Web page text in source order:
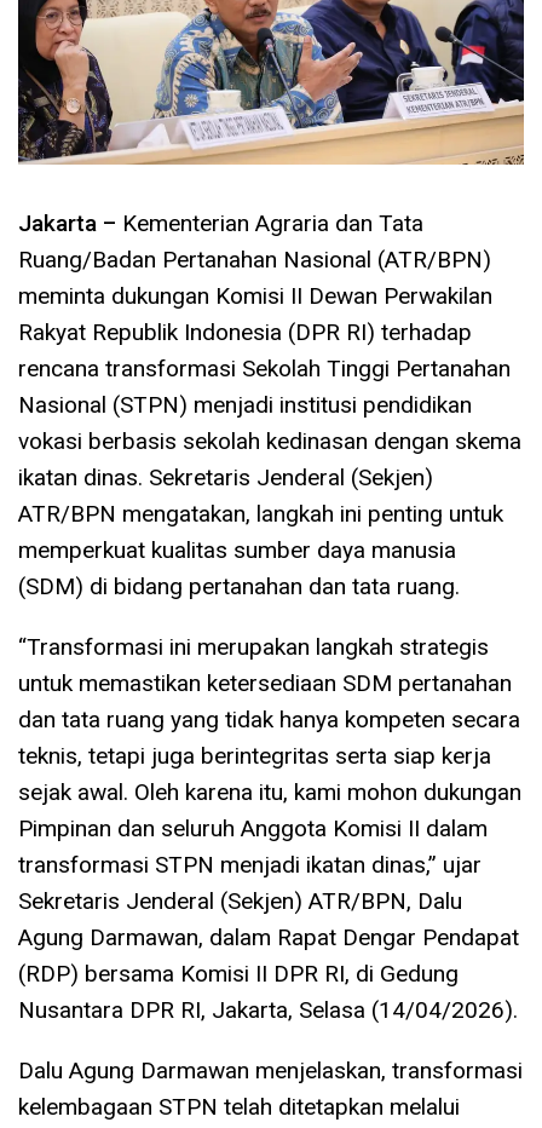
Jakarta – Kementerian Agraria dan Tata
Ruang/Badan Pertanahan Nasional (ATR/BPN)
meminta dukungan Komisi II Dewan Perwakilan
Rakyat Republik Indonesia (DPR RI) terhadap
rencana transformasi Sekolah Tinggi Pertanahan
Nasional (STPN) menjadi institusi pendidikan
vokasi berbasis sekolah kedinasan dengan skema
ikatan dinas. Sekretaris Jenderal (Sekjen)
ATR/BPN mengatakan, langkah ini penting untuk
memperkuat kualitas sumber daya manusia
(SDM) di bidang pertanahan dan tata ruang.
“Transformasi ini merupakan langkah strategis
untuk memastikan ketersediaan SDM pertanahan
dan tata ruang yang tidak hanya kompeten secara
teknis, tetapi juga berintegritas serta siap kerja
sejak awal. Oleh karena itu, kami mohon dukungan
Pimpinan dan seluruh Anggota Komisi II dalam
transformasi STPN menjadi ikatan dinas,” ujar
Sekretaris Jenderal (Sekjen) ATR/BPN, Dalu
Agung Darmawan, dalam Rapat Dengar Pendapat
(RDP) bersama Komisi II DPR RI, di Gedung
Nusantara DPR RI, Jakarta, Selasa (14/04/2026).
Dalu Agung Darmawan menjelaskan, transformasi
kelembagaan STPN telah ditetapkan melalui